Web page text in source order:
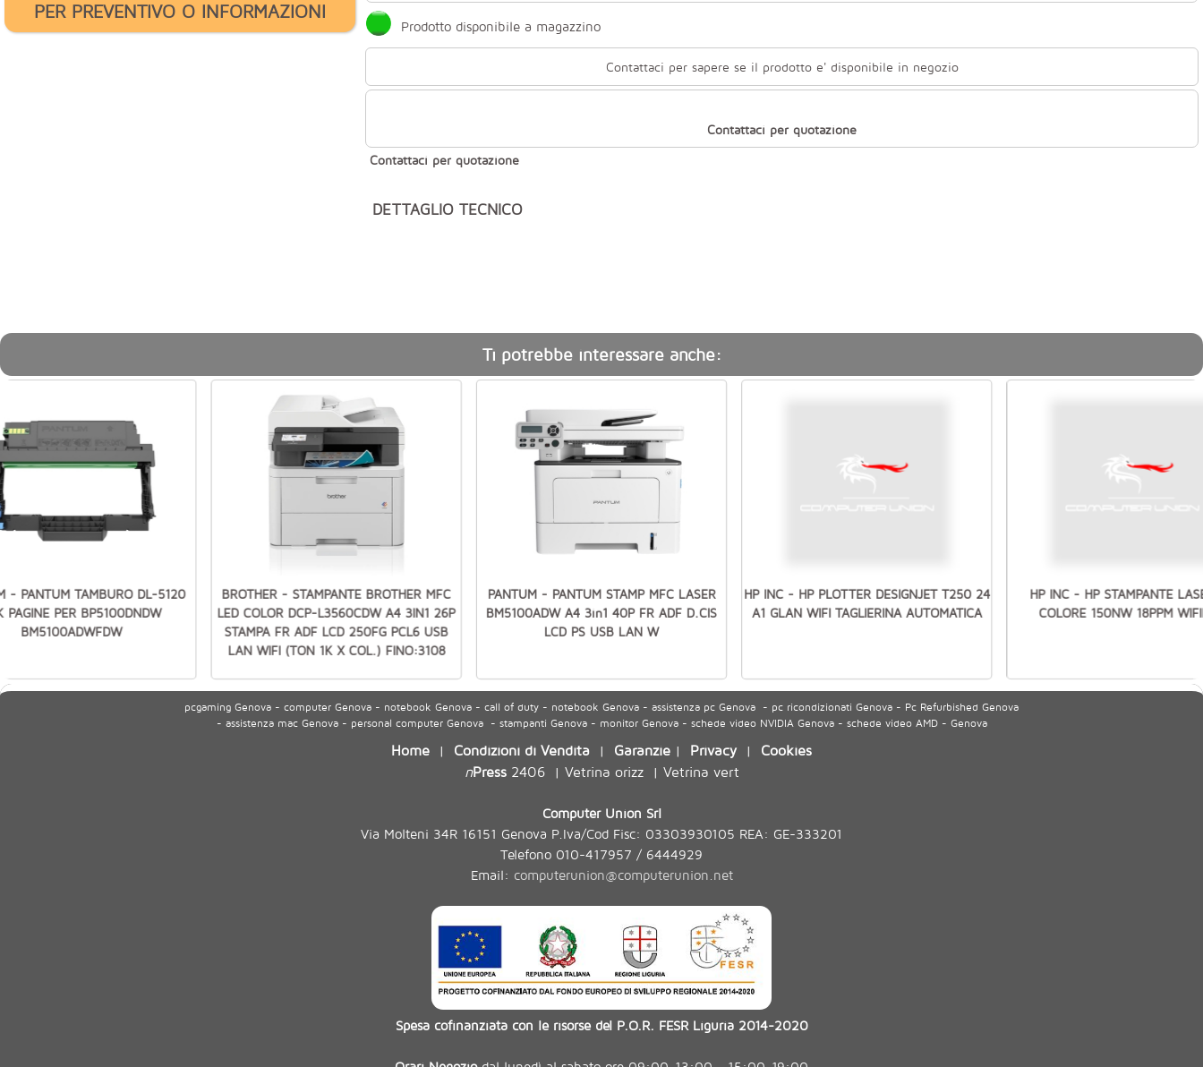
PER PREVENTIVO O INFORMAZIONI
Prodotto disponibile a magazzino
Contattaci per sapere se il prodotto e' disponibile in negozio
Contattaci per quotazione
Contattaci per quotazione
DETTAGLIO TECNICO
Ti potrebbe interessare anche:
- PANTUM TAMBURO DL-5120
PAGINE PER BP5100DNDW
BM5100ADWFDW
BROTHER - STAMPANTE BROTHER MFC
LED COLOR DCP-L3560CDW A4 3IN1 26P
STAMPA FR ADF LCD 250FG PCL6 USB
LAN WIFI (TON 1K X COL.) FINO:3108
PANTUM - PANTUM STAMP MFC LASER
BM5100ADW A4 3in1 40P FR ADF D.CIS
LCD PS USB LAN W
HP INC - HP PLOTTER DESIGNJET T250 24
A1 GLAN WIFI TAGLIERINA AUTOMATICA
HP INC - HP STAMPANTE
COLORE 150NW 18PPM
pcgaming Genova - computer Genova - notebook Genova - call of duty - notebook Genova - assistenza pc Genova - pc ricondizionati Genova - Pc Refurbished Genova
- assistenza mac Genova - personal computer Genova - stampanti Genova - monitor Genova - schede video NVIDIA Genova - schede video AMD - Genova
Home | Condizioni di Vendita | Garanzie | Privacy| Cookies
nPress2406| Vetrina orizz| Vetrina vert
Computer Union Srl
Via Molteni 34R 16151 Genova P.Iva/Cod Fisc: 03303930105 REA: GE-333201
Telefono 010-417957 / 6444929
Email: computerunion@computerunion.net
Spesa cofinanziata con le risorse del P.O.R. FESR Liguria 2014-2020